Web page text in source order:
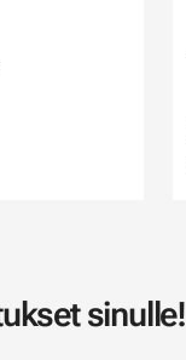
sinulle!